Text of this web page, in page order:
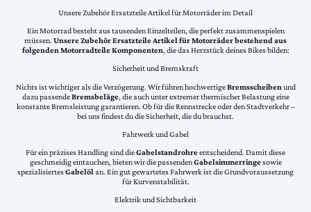
Unsere Zubehör Ersatzteile Artikel für Motorräder im Detail
Ein Motorrad besteht aus tausenden Einzelteilen, die perfekt zusammenspielen
müssen. Unsere Zubehör Ersatzteile Artikel für Motorräder bestehend aus
folgenden Motorradteile Komponenten, die das Herzstück deines Bikes bilden:
Sicherheit und Bremskraft
Nichts ist wichtiger als die Verzögerung. Wir führen hochwertigeBremsscheiben und
dazu passendeBremsbeläge, die auch unter extremer thermischer Belastung eine
konstante Bremsleistung garantieren. Ob für die Rennstrecke oder den Stadtverkehr –
bei uns findest du die Sicherheit, die du brauchst.
Fahrwerk und Gabel
Für ein präzises Handling sind dieGabelstandrohreentscheidend. Damit diese
geschmeidig eintauchen, bieten wir die passendenGabelsimmerringesowie
spezialisiertesGabelölan. Ein gut gewartetes Fahrwerk ist die Grundvoraussetzung
für Kurvenstabilität.
Elektrik und Sichtbarkeit